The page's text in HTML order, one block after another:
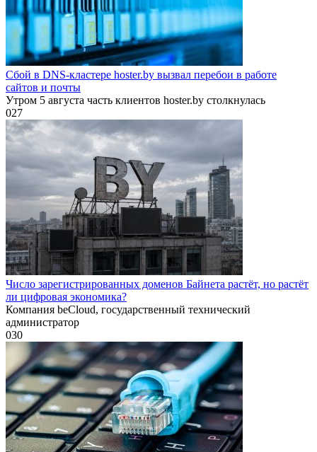
Сбой в DNS-кластере hoster.by вызвал перебои в работе
сайтов и почты
Утром 5 августа часть клиентов hoster.by столкнулась
027
Число зарегистрированных доменов Байнета растёт, но растёт
ли цифровая экономика?
Компания beCloud, государственный технический
администратор
030